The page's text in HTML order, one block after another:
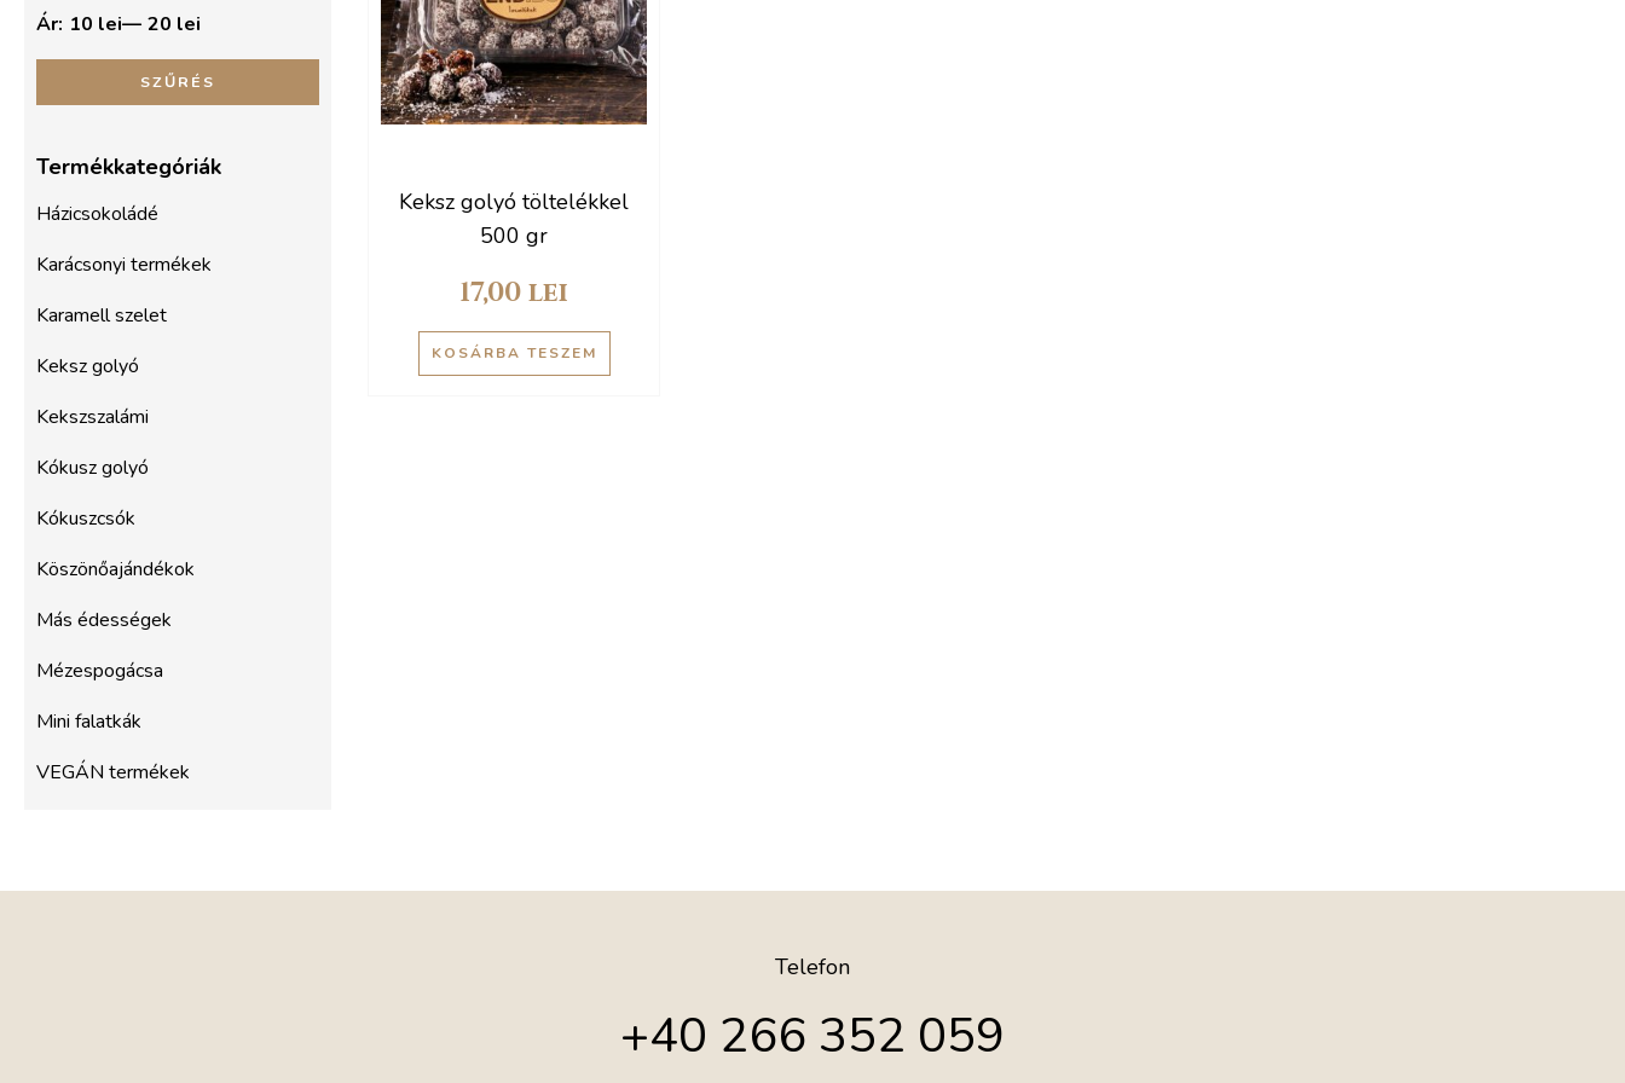
SZŰRÉS
Ár: 10 lei— 20 lei
Termékkategóriák
Házicsokoládé
Karácsonyi termékek
Karamell szelet
Keksz golyó
Kekszszalámi
Kókusz golyó
Kókuszcsók
Köszönőajándékok
Más édességek
Mézespogácsa
Mini falatkák
VEGÁN termékek
Keksz golyó töltelékkel
500 gr
17,00lei
KOSÁRBA TESZEM
Telefon
+40 266 352 059